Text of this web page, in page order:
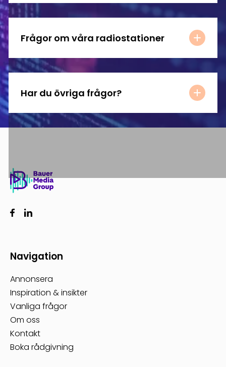
Frågor om våra radiostationer
Har du övriga frågor?
Navigation
Annonsera
Inspiration & insikter
Vanliga frågor
Om oss
Kontakt
Boka rådgivning